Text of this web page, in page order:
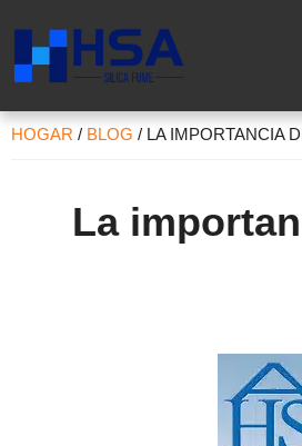
HOGAR / BLOG / LA IMPORTANCIA
La